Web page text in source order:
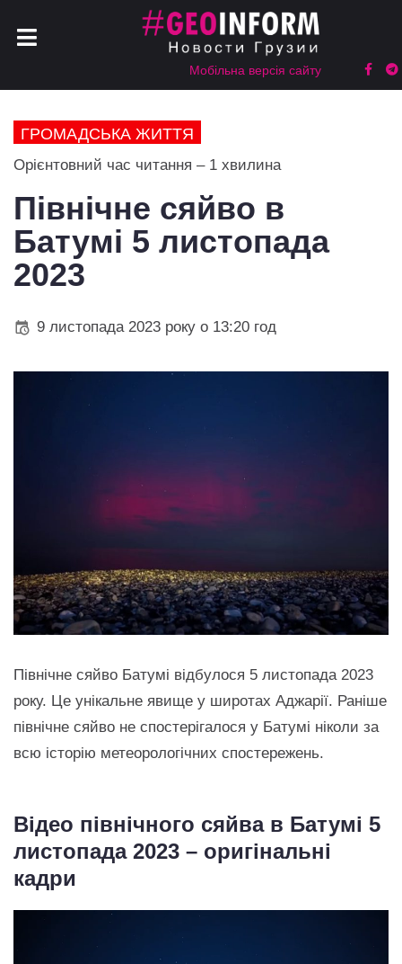
Мобільна версія сайту
ГРОМАДСЬКА ЖИТТЯ
Орієнтовний час читання – 1 хвилина
Північне сяйво в
Батумі 5 листопада
2023
9 листопада 2023 року о 13:20 год
Північне сяйво Батумі відбулося 5 листопада 2023
року. Це унікальне явище у широтах Аджарії. Раніше
північне сяйво не спостерігалося у Батумі ніколи за
всю історію метеорологічних спостережень.
Відео північного сяйва в Батумі 5
листопада 2023 – оригінальні
кадри